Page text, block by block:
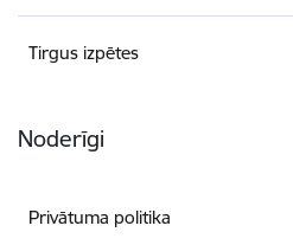
Tirgus izpētes
Noderīgi
Privātuma politika